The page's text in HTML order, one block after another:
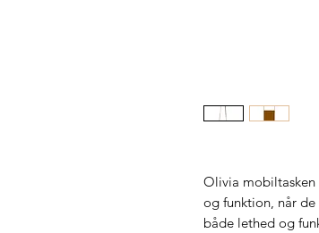
Olivia mobiltasken
og funktion, når
både lethed og